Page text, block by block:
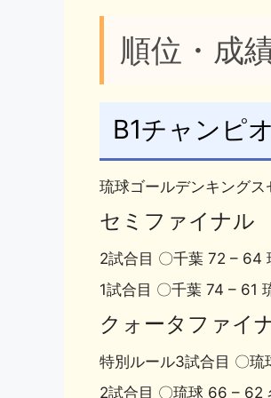
o
k
順位・成
B1チャンピ
琉球ゴールデンキング
セミファイナル
2試合目 〇千葉 72 – 64
1試合目 〇千葉 74 – 61
クォータファイ
特別ルール3試合目 〇
2試合目 〇琉球 66 – 62